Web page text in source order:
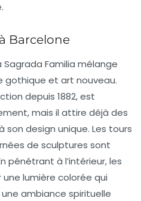
Barcelone
Sagrada Familia mélange
gothique et art nouveau.
depuis 1882, est
mais il attire déjà des
son design unique. Les tours
de sculptures sont
pénétrant à l’intérieur, les
lumière colorée qui
ambiance spirituelle